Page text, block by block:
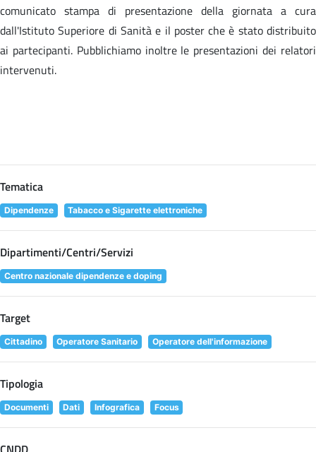
comunicato stampa di presentazione della giornata a cura
dall'Istituto Superiore di Sanità e il poster che è stato distribuito
ai partecipanti. Pubblichiamo inoltre le presentazioni dei relatori
intervenuti.
Tematica
Dipendenze Tabacco e Sigarette elettroniche
Dipartimenti/Centri/Servizi
Centro nazionale dipendenze e doping
Target
Cittadino Operatore Sanitario Operatore dell'informazione
Tipologia
Documenti Dati Infografica Focus